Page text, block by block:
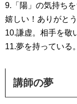
9.「陽」の気持ち
嬉しい！ありがとう
10.謙虚。相手を敬
11.夢を持っている。
講師の夢